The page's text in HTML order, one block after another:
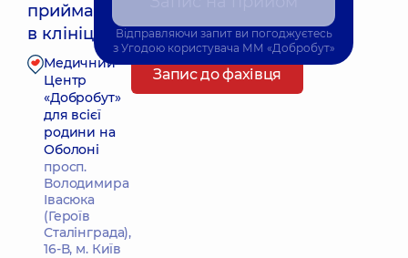
приймає
в клініці
Найближчий час прийому: 25.08.2026 12:45
Медичний
Центр
«Добробут»
для всієї
родини на
Оболоні
просп.
Володимира
Івасюка
(Героїв
Сталінграда),
16-В, м. Київ
Запис до фахівця
Відправляючи запит ви погоджуєтесь
з Угодою користувача ММ «Добробут»